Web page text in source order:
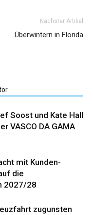
Nächster Artikel
Überwintern in Florida
Soost und Kate Hall
VASCO DA GAMA
mit Kunden-
die
2027/28
zugunsten